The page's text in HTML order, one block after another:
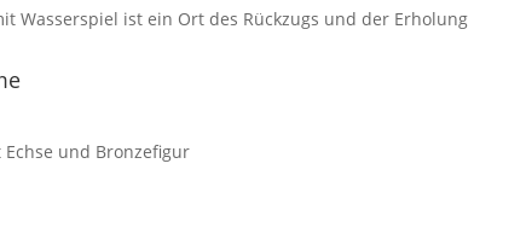
Wasserspiel ist ein Ort des Rückzugs und der Erholung
und Bronzefigur